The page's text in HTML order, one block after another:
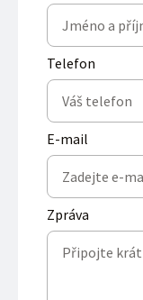
Telefon
E-mail
Zpráva